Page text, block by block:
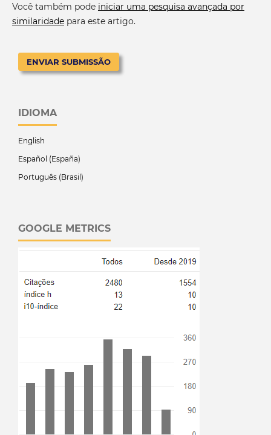
Você também pode iniciar uma pesquisa avançada por
similaridadepara este artigo.
ENVIAR SUBMISSÃO
IDIOMA
English
Español (España)
Português (Brasil)
GOOGLE METRICS